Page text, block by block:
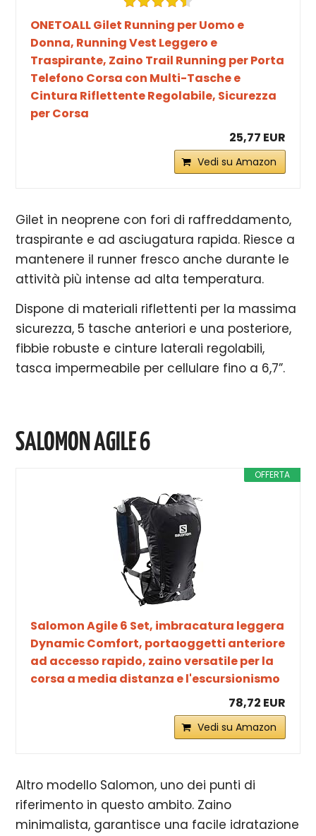
ONETOALL Gilet Running per Uomo e
Donna, Running Vest Leggero e
Traspirante, Zaino Trail Running per Porta
Telefono Corsa con Multi-Tasche e
Cintura Riflettente Regolabile, Sicurezza
per Corsa
25,77 EUR
Vedi su Amazon
Gilet in neoprene con fori di raffreddamento,
traspirante e ad asciugatura rapida. Riesce a
mantenere il runner fresco anche durante le
attività più intense ad alta temperatura.
Dispone di materiali riflettenti per la massima
sicurezza, 5 tasche anteriori e una posteriore,
fibbie robuste e cinture laterali regolabili,
tasca impermeabile per cellulare fino a 6,7”.
SALOMON AGILE 6
OFFERTA
Salomon Agile 6 Set, imbracatura leggera
Dynamic Comfort, portaoggetti anteriore
ad accesso rapido, zaino versatile per la
corsa a media distanza e l'escursionismo
78,72 EUR
Vedi su Amazon
Altro modello Salomon, uno dei punti di
riferimento in questo ambito. Zaino
minimalista, garantisce una facile idratazione